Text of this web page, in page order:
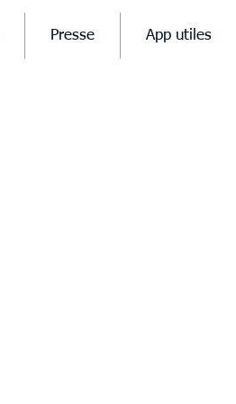
Presse App utiles